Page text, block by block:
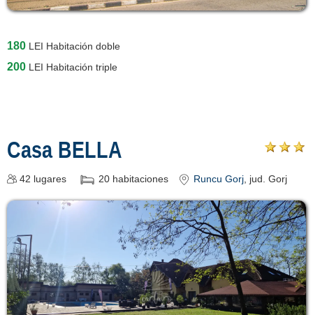
180 LEI Habitación doble
200 LEI Habitación triple
Casa BELLA
42 lugares 20 habitaciones Runcu Gorj, jud. Gorj